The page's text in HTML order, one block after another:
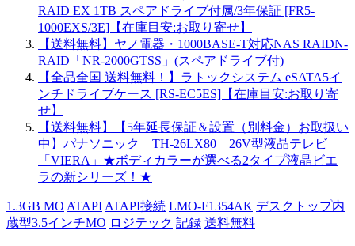
RAID EX 1TB スペアドライブ付属/3年保証 [FR5-
1000EXS/3E]【在庫目安:お取り寄せ】
【送料無料】ヤノ電器・1000BASE-T対応NAS RAIDN-
RAID「NR-2000GTSS」(スペアドライブ付)
【全品全国 送料無料！】ラトックシステム eSATA5イ
ンチドライブケース [RS-EC5ES]【在庫目安:お取り寄
せ】
【送料無料】【5年延長保証＆設置（別料金）お取扱い
中】パナソニック TH-26LX80 26V型液晶テレビ
「VIERA」★ボディカラーが選べる2タイプ液晶ビエ
ラの新シリーズ！★
1.3GB MO ATAPI ATAPI接続 LMO-F1354AK デスクトップ内
蔵型3.5インチMO ロジテック 記録 送料無料